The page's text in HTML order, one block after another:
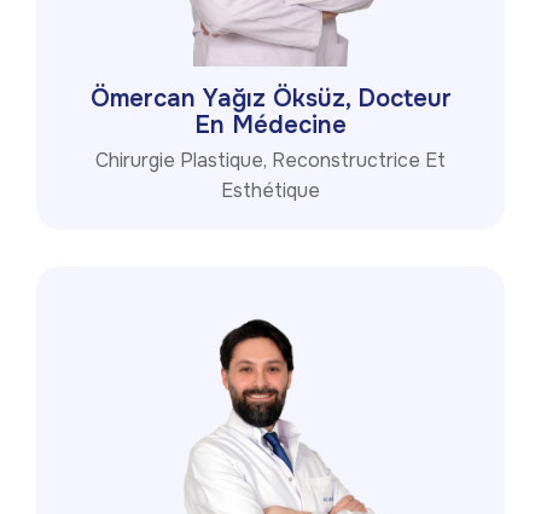
Ömercan Yağız Öksüz, Docteur
En Médecine
Chirurgie Plastique, Reconstructrice Et
Esthétique